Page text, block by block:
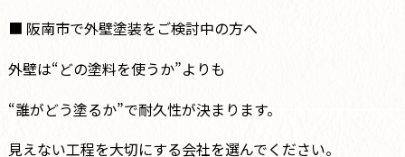
■ 阪南市で外壁塗装をご検討中の方へ
外壁は“どの塗料を使うか”よりも
“誰がどう塗るか”で耐久性が決まります。
見えない工程を大切にする会社を選んでください。